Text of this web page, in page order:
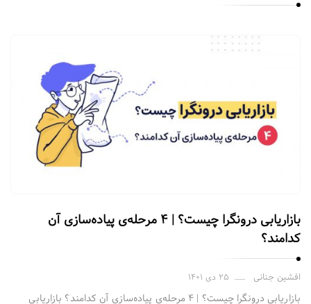
بازاریابی درونگرا چیست؟ | ۴ مرحله‌ی پیاده‌سازی آن
کدامند؟
افشین جنانی ۲۵ دی ۱۴۰۱
بازاریابی درونگرا چیست؟ | ۴ مرحله‌ی پیاده‌سازی آن کدامند؟ بازاریابی